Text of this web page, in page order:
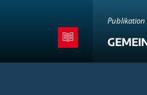
Publikation